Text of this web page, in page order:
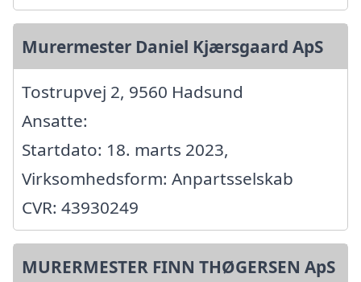
Murermester Daniel Kjærsgaard ApS
Tostrupvej 2, 9560 Hadsund
Ansatte:
Startdato: 18. marts 2023,
Virksomhedsform: Anpartsselskab
CVR: 43930249
MURERMESTER FINN THØGERSEN ApS